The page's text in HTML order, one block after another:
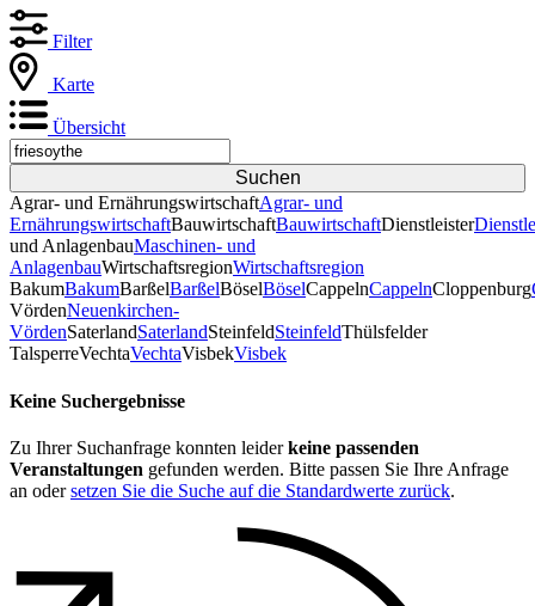
Filter
Karte
Übersicht
Agrar- und ErnährungswirtschaftAgrar- und
ErnährungswirtschaftBauwirtschaftBauwirtschaftDienstleister
und AnlagenbauMaschinen- und
AnlagenbauWirtschaftsregionWirtschaftsregion
BakumBakumBarßelBarßelBöselBöselCappelnCappelnCloppenburg
VördenNeuenkirchen-
VördenSaterlandSaterlandSteinfeldSteinfeldThülsfelder
TalsperreVechtaVechtaVisbekVisbek
Keine Suchergebnisse
Zu Ihrer Suchanfrage konnten leiderkeine passenden
Veranstaltungen gefunden werden. Bitte passen Sie Ihre Anfrage
an odersetzen Sie die Suche auf die Standardwerte zurück.